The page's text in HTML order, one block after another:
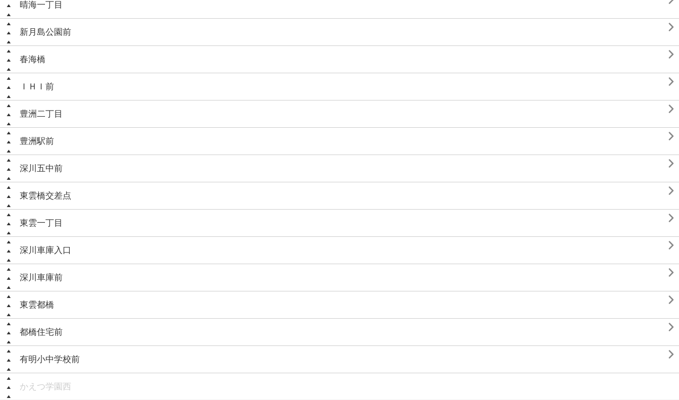
晴海一丁目
新月島公園前 
春海橋 
ＩＨＩ前 
豊洲二丁目 
豊洲駅前 
深川五中前 
東雲橋交差点 
東雲一丁目 
深川車庫入口 
深川車庫前 
東雲都橋 
都橋住宅前 
有明小中学校前 
かえつ学園西